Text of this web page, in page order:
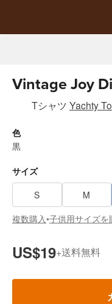
Vintage Joy
Tシャツ Yachty
色
黒
サイズ
S
M
複数購入•子供用サイズを
US$19+送料無料